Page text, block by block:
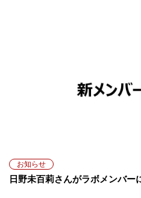
お知らせ
日野未百莉さんがラボメンバー